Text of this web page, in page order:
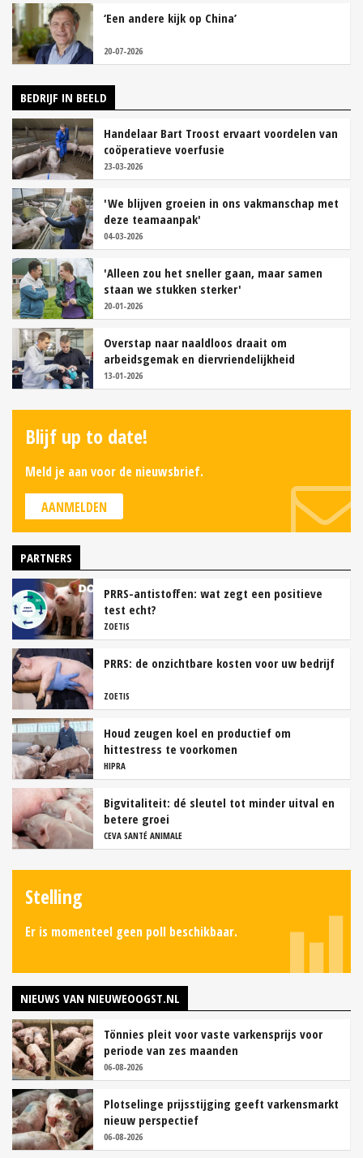
‘Een andere kijk op China’
20-07-2026
BEDRIJF IN BEELD
Handelaar Bart Troost ervaart voordelen van
coöperatieve voerfusie
23-03-2026
'We blijven groeien in ons vakmanschap met
deze teamaanpak'
04-03-2026
'Alleen zou het sneller gaan, maar samen
staan we stukken sterker'
20-01-2026
Overstap naar naaldloos draait om
arbeidsgemak en diervriendelijkheid
13-01-2026
Blijf up to date!
Meld je aan voor de nieuwsbrief.
AANMELDEN
PARTNERS
PRRS-antistoffen: wat zegt een positieve
test echt?
ZOETIS
PRRS: de onzichtbare kosten voor uw bedrijf
ZOETIS
Houd zeugen koel en productief om
hittestress te voorkomen
HIPRA
Bigvitaliteit: dé sleutel tot minder uitval en
betere groei
CEVA SANTÉ ANIMALE
Stelling
Er is momenteel geen poll beschikbaar.
NIEUWS VAN NIEUWEOOGST.NL
Tönnies pleit voor vaste varkensprijs voor
periode van zes maanden
06-08-2026
Plotselinge prijsstijging geeft varkensmarkt
nieuw perspectief
06-08-2026